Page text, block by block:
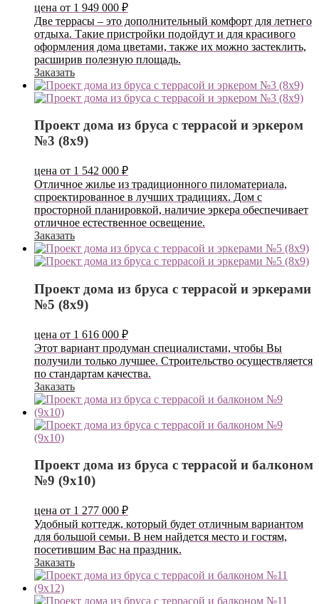
цена от 1 949 000 ₽
Две террасы – это дополнительный комфорт для летнего
отдыха. Такие пристройки подойдут и для красивого
оформления дома цветами, также их можно застеклить,
расширив полезную площадь.
Заказать
Проект дома из бруса с террасой и эркером
№3 (8х9)
цена от 1 542 000 ₽
Отличное жилье из традиционного пиломатериала,
спроектированное в лучших традициях. Дом с
просторной планировкой, наличие эркера обеспечивает
отличное естественное освещение.
Заказать
Проект дома из бруса с террасой и эркерами
№5 (8х9)
цена от 1 616 000 ₽
Этот вариант продуман специалистами, чтобы Вы
получили только лучшее. Строительство осуществляется
по стандартам качества.
Заказать
Проект дома из бруса с террасой и балконом
№9 (9х10)
цена от 1 277 000 ₽
Удобный коттедж, который будет отличным вариантом
для большой семьи. В нем найдется место и гостям,
посетившим Вас на праздник.
Заказать